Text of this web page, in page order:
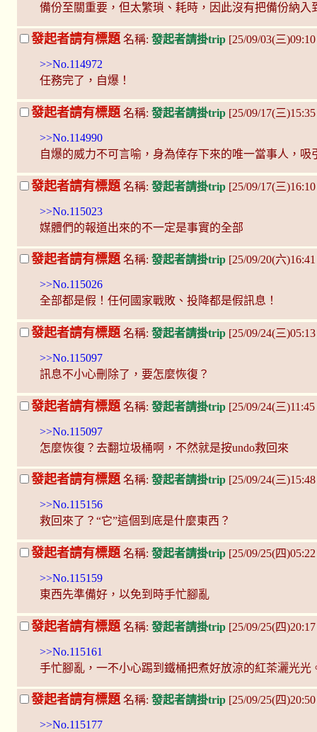
備份至關重要，但太繁瑣、耗時，因此沒有把備份納入
發起者請有標題 名稱: 發起者請掛trip [25/09/03(三
>>No.114972
任務完了，自爆！
發起者請有標題 名稱: 發起者請掛trip [25/09/17(三
>>No.114990
自爆的威力不可言喻，身為倖存下來的唯一當事人，吸
發起者請有標題 名稱: 發起者請掛trip [25/09/17(三
>>No.115023
媒體們的報道出來的不一定是事實的全部
發起者請有標題 名稱: 發起者請掛trip [25/09/20(六
>>No.115026
全部都是假！任何國家戰敗、投降都是假訊息！
發起者請有標題 名稱: 發起者請掛trip [25/09/24(三
>>No.115097
訊息不小心刪除了，要怎麼恢復？
發起者請有標題 名稱: 發起者請掛trip [25/09/24(三
>>No.115097
怎麼恢復？去翻垃圾桶啊，不然就是按undo救回來
發起者請有標題 名稱: 發起者請掛trip [25/09/24(三
>>No.115156
救回來了？“它”這個到底是什麼東西？
發起者請有標題 名稱: 發起者請掛trip [25/09/25(四
>>No.115159
東西先準備好，以免到時手忙腳亂
發起者請有標題 名稱: 發起者請掛trip [25/09/25(四
>>No.115161
手忙腳亂，一不小心踢到鐵桶把煮好放涼的紅茶灑光光
發起者請有標題 名稱: 發起者請掛trip [25/09/25(四
>>No.115177